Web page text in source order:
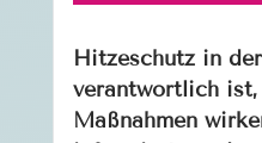
Hitzeschutz in
verantwortlich ist,
Maßnahmen